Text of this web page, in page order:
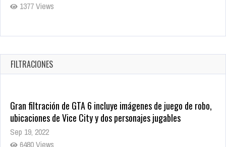
1377 Views
Warner Bros. lleva a las tiendas digitales su racha de
Oct 17, 2025
1431 Views
FILTRACIONES
Gran filtración de GTA 6 incluye imágenes de juego de robo,
ubicaciones de Vice City y dos personajes jugables
Sep 19, 2022
6480 Views